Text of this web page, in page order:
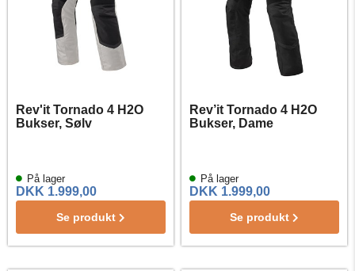
Rev'it Tornado 4 H2O
Bukser, Sølv
På lager
DKK 1.999,00
Se produkt
Rev’it Tornado 4 H2O
Bukser, Dame
På lager
DKK 1.999,00
Se produkt